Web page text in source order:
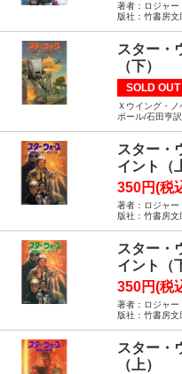
著者：ロジャ
版社：竹書房文
スター・
（下）
SOLD OUT
Ｘウイング・
ポール/石田亨
スター・
イント（
350円(税
著者：ロジャ
版社：竹書房文
スター・
イント（
350円(税
著者：ロジャ
版社：竹書房文
スター・
（上）